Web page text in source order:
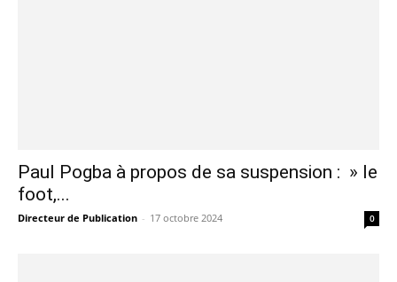
Paul Pogba à propos de sa suspension : » le
foot,...
Directeur de Publication - 17 octobre 2024 0